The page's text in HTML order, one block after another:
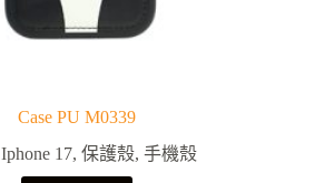
Case PU M0339
Iphone 17,保護殼,手機殼